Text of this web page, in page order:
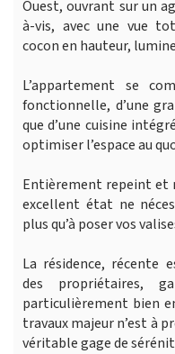
Ouest, ouvrant sur un
à-vis, avec une vue
cocon en hauteur,
L’appartement se
fonctionnelle, d’une
que d’une cuisine
optimiser l’espace au
Entièrement repeint et
excellent état ne
plus qu’à poser vos
La résidence, récente
des propriétaires,
particulièrement bien
travaux majeur n’est à
véritable gage de